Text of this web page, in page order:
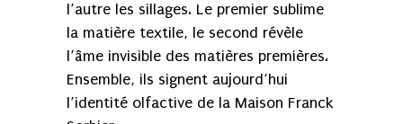
l’autre les sillages. Le premier sublime
la matière textile, le second révèle
l’âme invisible des matières premières.
Ensemble, ils signent aujourd’hui
l’identité olfactive de la Maison Franck